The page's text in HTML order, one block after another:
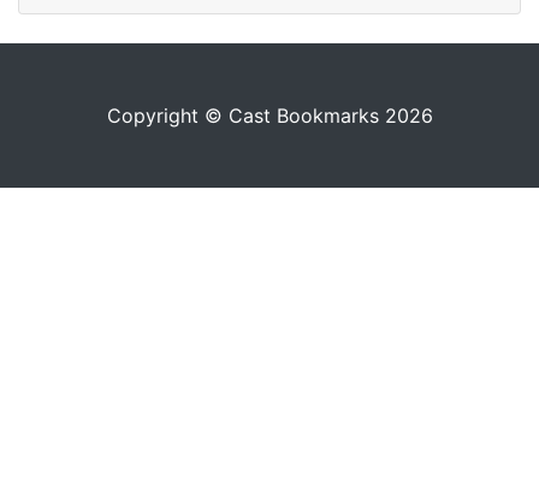
Copyright © Cast Bookmarks 2026